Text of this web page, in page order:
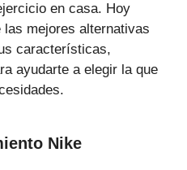
en casa. Hoy
mejores alternativas
características,
ayudarte a elegir la que
Nike